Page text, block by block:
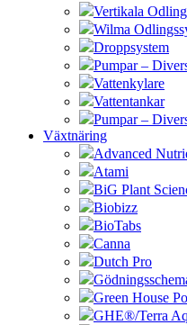
Vertikala
Wilma
Droppsystem
Pumpar –
Vattenkylare
Vattentankar
Pumpar –
Växtnäring
Advanced
Atami
BiG Plant
Biobizz
BioTabs
Canna
Dutch Pro
Green House
GHE®/Terra